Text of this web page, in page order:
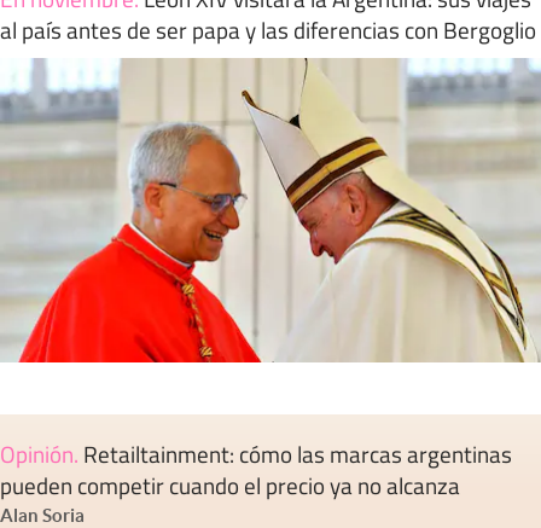
al país antes de ser papa y las diferencias con Bergoglio
Opinión. Retailtainment: cómo las marcas argentinas
pueden competir cuando el precio ya no alcanza
Alan Soria